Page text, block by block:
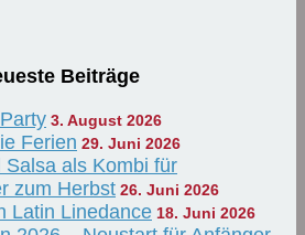
Beiträge
3. August 2026
Ferien 29. Juni 2026
Salsa als Kombi für
zum Herbst 26. Juni 2026
Latin Linedance 18. Juni 2026